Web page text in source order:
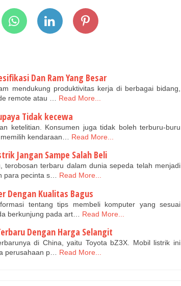
Dan Ram Yang Besar
mendukung produktivitas kerja di berbagai bidang,
remote atau …
Read More...
Tidak kecewa
ketelitian. Konsumen juga tidak boleh terburu-buru
kendaraan…
Read More...
Jangan Sampe Salah Beli
terobosan terbaru dalam dunia sepeda telah menjadi
para pecinta s…
Read More...
Dengan Kualitas Bagus
tentang tips membeli komputer yang sesuai
berkunjung pada art…
Read More...
Dengan Harga Selangit
di China, yaitu Toyota bZ3X. Mobil listrik ini
perusahaan p…
Read More...